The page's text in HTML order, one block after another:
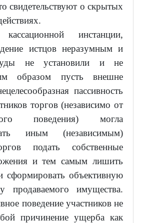
свидетельствуют о скрытых
инстанции,
истцов неразумным и
не установили и не
образом пусть внешне
пассивность
торгов (независимо от
поведения) могла
иным (независимым)
подать собственные
и тем самым лишить
сформировать объективную
продаваемого имущества.
поведение участников не
причинение ущерба как